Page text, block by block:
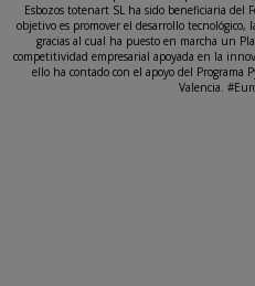
Esbozos totenart SL ha sido beneficiaria del
objetivo es promover el desarrollo
gracias al cual ha puesto en marcha un
competitividad empresarial apoyada en la
ello ha contado con el apoyo del Programa
Valencia.